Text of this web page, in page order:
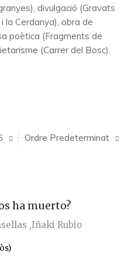
divulgació (Gravats
la Cerdanya), obra de
poètica (Fragments de
(Carrer del Bosc).
Ordre Predeterminat
ha muerto?
Iñaki Rubio